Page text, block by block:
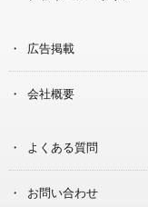
広告掲載
会社概要
よくある質問
お問い合わせ